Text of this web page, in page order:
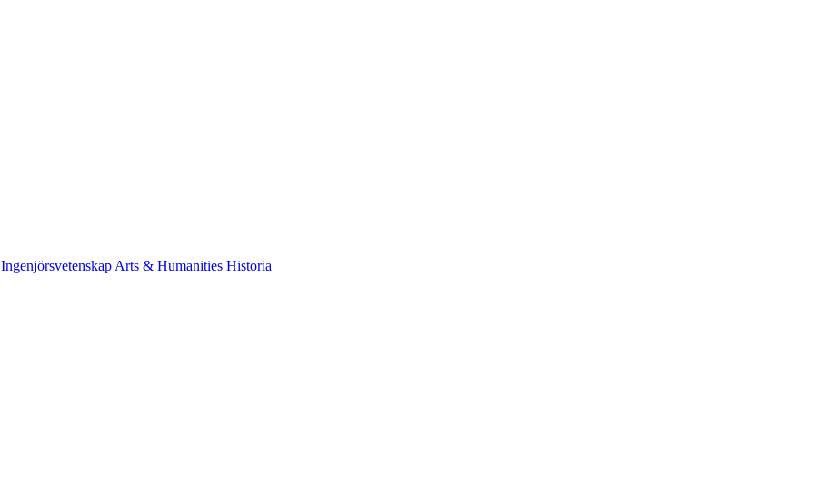
Ingenjörsvetenskap Arts & Humanities Historia